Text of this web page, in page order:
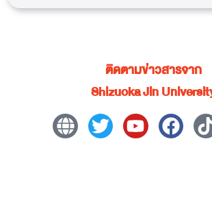
ติดตามข่าวสารจาก
Shizuoka Jin